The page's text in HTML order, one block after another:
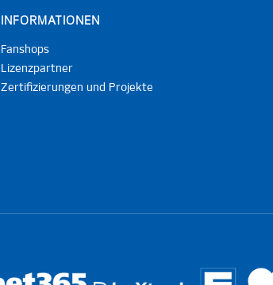
INFORMATIONEN
Fanshops
Lizenzpartner
Zertifizierungen und Projekte